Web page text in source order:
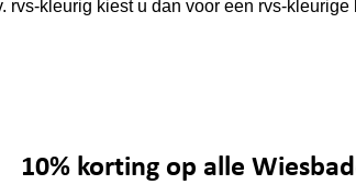
rvs-kleurig kiest u dan voor een rvs-kleurige
10% korting op alle